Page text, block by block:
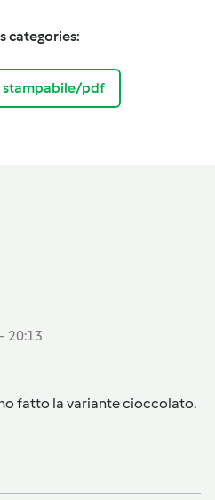
categories:
stampabile/pdf
20:13
fatto la variante cioccolato.